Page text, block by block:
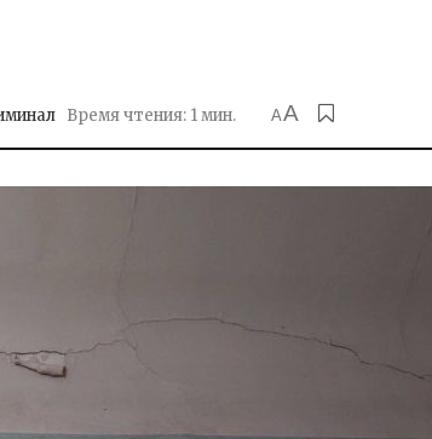
Время чтения: 1 мин. AA